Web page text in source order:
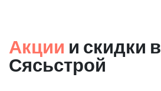
Акции и скидки в
Сясьстрой